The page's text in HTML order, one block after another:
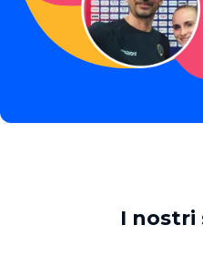
I nostri